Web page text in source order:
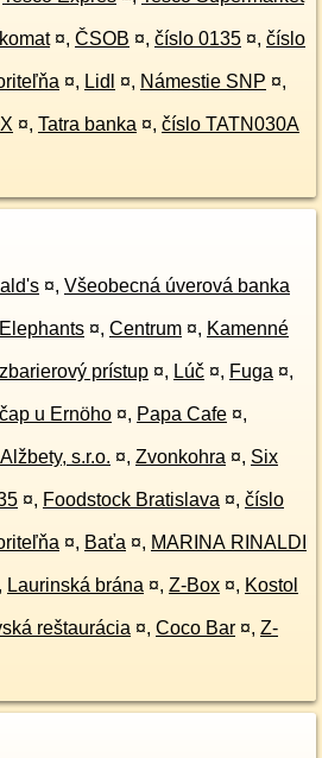
¤, ČSOB ¤, číslo 0135 ¤, číslo
¤, Lidl ¤, Námestie SNP ¤,
¤, Tatra banka ¤, číslo TATN030A
¤, Všeobecná úverová banka
¤, Centrum ¤, Kamenné
prístup ¤, Lúč ¤, Fuga ¤,
u Ernöho ¤, Papa Cafe ¤,
s.r.o. ¤, Zvonkohra ¤, Six
¤, Foodstock Bratislava ¤, číslo
¤, Baťa ¤, MARINA RINALDI
, Laurinská brána ¤, Z-Box ¤, Kostol
reštaurácia ¤, Coco Bar ¤, Z-